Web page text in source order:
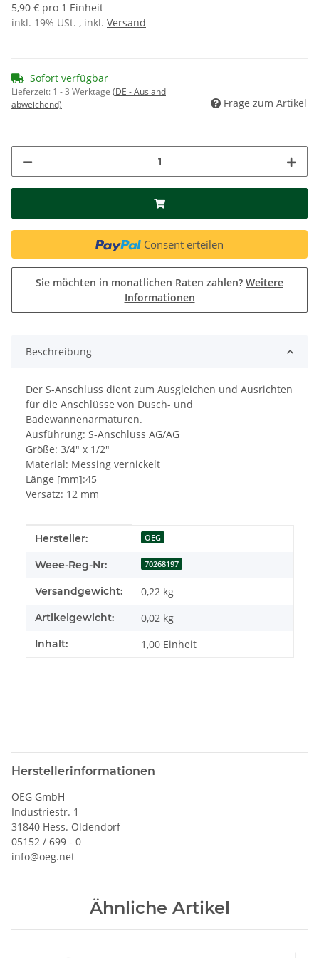
5,90 € pro 1 Einheit
inkl. 19% USt. , inkl. Versand
Sofort verfügbar
Lieferzeit: 1 - 3 Werktage (DE - Ausland
abweichend)
Frage zum Artikel
Consent erteilen
Sie möchten in monatlichen Raten zahlen? Weitere
Informationen
Beschreibung
Der S-Anschluss dient zum Ausgleichen und Ausrichten
für die Anschlüsse von Dusch- und
Badewannenarmaturen.
Ausführung: S-Anschluss AG/AG
Größe: 3/4" x 1/2"
Material: Messing vernickelt
Länge [mm]:45
Versatz: 12 mm
Produkteigenschaft
Wert
Hersteller: OEG
Weee-Reg-Nr: 70268197
Versandgewicht: 0,22 kg
Artikelgewicht: 0,02 kg
Inhalt: 1,00 Einheit
Herstellerinformationen
OEG GmbH
Industriestr. 1
31840 Hess. Oldendorf
05152 / 699 - 0
info@oeg.net
Ähnliche Artikel